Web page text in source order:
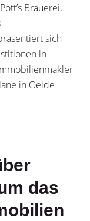
Brauerei,
sich
in
in Oelde
das